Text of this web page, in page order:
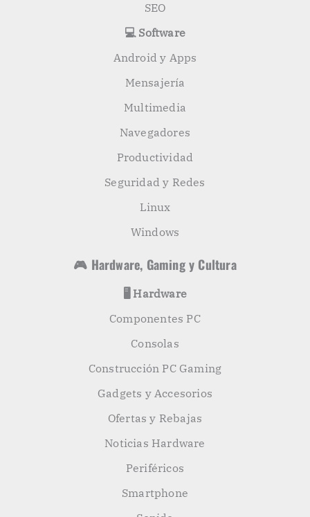
SEO
💻 Software
Android y Apps
Mensajería
Multimedia
Navegadores
Productividad
Seguridad y Redes
Linux
Windows
🎮 Hardware, Gaming y Cultura
🖥️ Hardware
Componentes PC
Consolas
Construcción PC Gaming
Gadgets y Accesorios
Ofertas y Rebajas
Noticias Hardware
Periféricos
Smartphone